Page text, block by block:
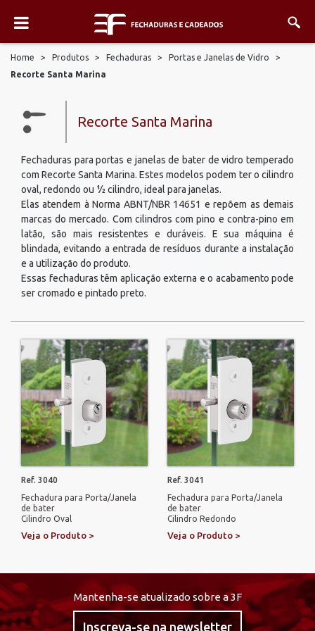
Home > Produtos > Fechaduras > Portas e Janelas de Vidro >
Recorte Santa Marina
Recorte Santa Marina
Fechaduras para portas e janelas de bater de vidro temperado
com Recorte Santa Marina. Estes modelos podem ter o cilindro
oval, redondo ou ½ cilindro, ideal para janelas.
Elas atendem à Norma ABNT/NBR 14651 e repõem as demais
marcas do mercado. Com cilindros com pino e contra-pino em
latão, são mais resistentes e duráveis. E sua máquina é
blindada, evitando a entrada de resíduos durante a instalação
e a utilização do produto.
Essas fechaduras têm aplicação externa e o acabamento pode
ser cromado e pintado preto.
Ref. 3040
Fechadura para Porta/Janela
de bater
Cilindro Oval
Veja o Produto >
Ref. 3041
Fechadura para Porta/Janela
de bater
Cilindro Redondo
Veja o Produto >
Mantenha-se atualizado sobre a 3F
Inscreva-se na newsletter